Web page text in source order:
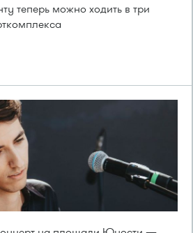
теперь можно ходить в три